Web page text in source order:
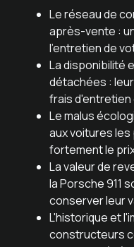
Le réseau de
après-vente :
l'entretien de
La disponibilité
détachées :
frais d'entretien
Le malus
aux voitures
fortement le
La valeur de
la Porsche 911
conserver leur
L'historique et
constructeurs